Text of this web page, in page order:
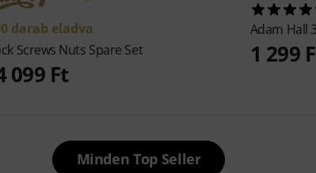
darab eladva
Screws Nuts Spare Set
099 Ft
Adam Hall
1 299
Minden Top Seller